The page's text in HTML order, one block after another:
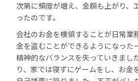
次第に頻度が増え、金額も上がり、
ったのです。
会社のお金を横領することが日常業
金を盗むことができるようになった
精神的なバランスを失っていきまし
り、家では寝ずにゲームをし、お金